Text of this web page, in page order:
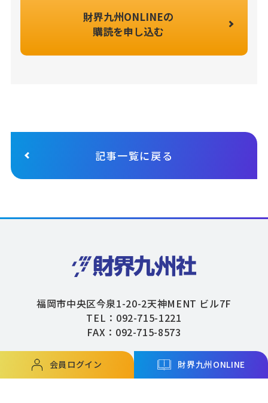
財界九州ONLINEの
購読を申し込む
記事一覧に戻る
会員ログイン 財界九州ONLINE
福岡市中央区今泉1-20-2天神MENT ビル7F
TEL：092-715-1221
FAX：092-715-8573
Copyright © ZAIKAIKYUSHU Co,.Ltd. All Rights Reserved.